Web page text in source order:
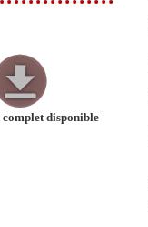
complet disponible